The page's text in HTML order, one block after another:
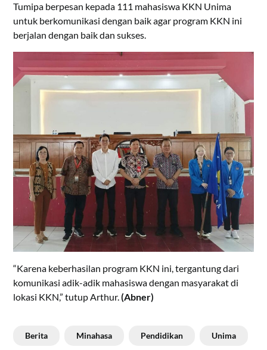
Tumipa berpesan kepada 111 mahasiswa KKN Unima
untuk berkomunikasi dengan baik agar program KKN ini
berjalan dengan baik dan sukses.
“Karena keberhasilan program KKN ini, tergantung dari
komunikasi adik-adik mahasiswa dengan masyarakat di
lokasi KKN,” tutup Arthur. (Abner)
Berita Minahasa Pendidikan Unima